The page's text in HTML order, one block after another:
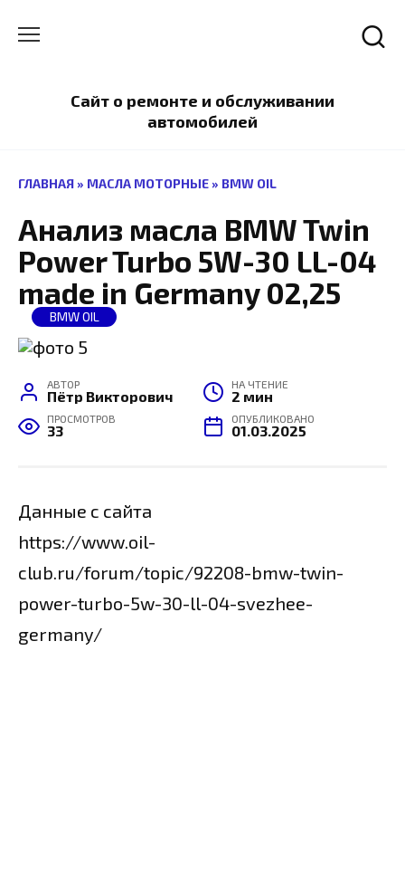
содержанию
Сайт о ремонте и обслуживании
автомобилей
ГЛАВНАЯ » МАСЛА МОТОРНЫЕ » BMW OIL
Анализ масла BMW Twin
Power Turbo 5W-30 LL-04
made in Germany 02,25
BMW OIL
АВТОР
Пётр Викторович
НА ЧТЕНИЕ
2 мин
ПРОСМОТРОВ
33
ОПУБЛИКОВАНО
01.03.2025
Данные с сайта
https://www.oil-
club.ru/forum/topic/92208-bmw-twin-
power-turbo-5w-30-ll-04-svezhee-
germany/